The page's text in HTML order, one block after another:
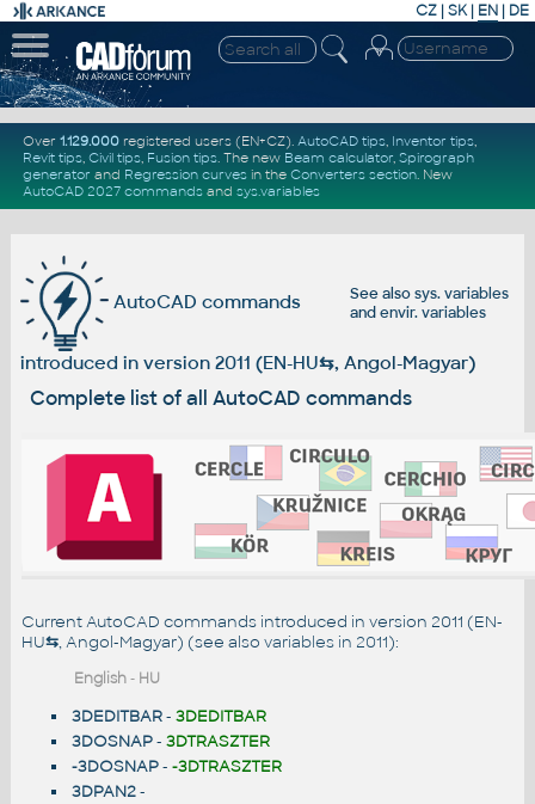
CZ | SK| EN | DE
Over 1.129.000registered users (EN+CZ). AutoCAD tips, Inventor tips,
Revit tips, Civil tips, Fusion tips. The new Beam calculator, Spirograph
generator and Regression curvesin the Converters section. New
AutoCAD 2027 commandsand sys.variables
See alsosys. variables
and envir. variables
AutoCAD commands
introduced in version 2011 (EN-HU⇆, Angol-Magyar)
Complete list of all AutoCAD commands
Current AutoCAD commands introduced in version 2011 (EN-
HU⇆, Angol-Magyar) (see also variables in 2011):
English- HU
3DEDITBAR- 3DEDITBAR
3DOSNAP- 3DTRASZTER
-3DOSNAP- -3DTRASZTER
3DPAN2-